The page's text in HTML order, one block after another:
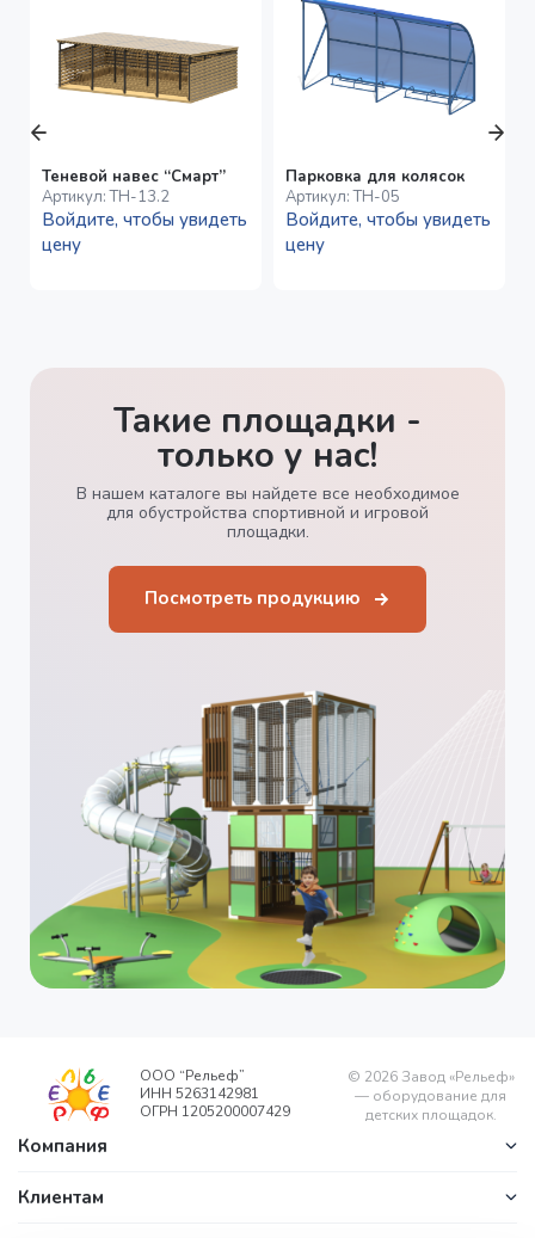
Теневой навес “Смарт”
Артикул:ТН-13.2
Войдите, чтобы увидеть
цену
Парковка для колясок
Артикул:ТН-05
Войдите, чтобы увидеть
цену
Такие площадки -
только у нас!
В нашем каталоге вы найдете все необходимое
для обустройства спортивной и игровой
площадки.
Посмотреть продукцию
ООО “Рельеф”
ИНН 5263142981
ОГРН 1205200007429
© 2026Завод «Рельеф»
— оборудование для
детских площадок.
Компания
Клиентам